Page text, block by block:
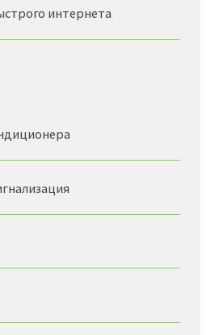
интернета